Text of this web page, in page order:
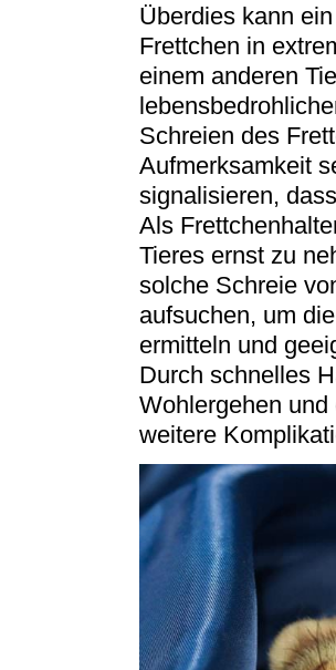
Überdies kann
Frettchen in
einem anderen
Schreien des
Aufmerksamkeit
signalisieren,
Als
Tieres ernst zu
solche Schreie
aufsuchen, um
ermitteln und
Durch schnelles
Wohlergehen
weitere